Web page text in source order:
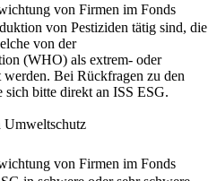
von Firmen im Fonds
von Pestiziden tätig sind, die
von der
(WHO) als extrem- oder
Bei Rückfragen zu den
sich bitte direkt an ISS ESG.
Umweltschutz
von Firmen im Fonds